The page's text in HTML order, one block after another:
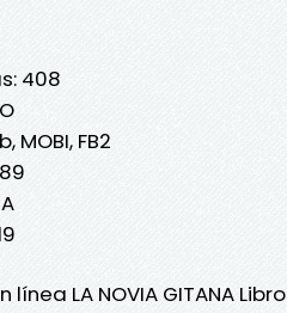
408
MOBI, FB2
LA NOVIA GITANA